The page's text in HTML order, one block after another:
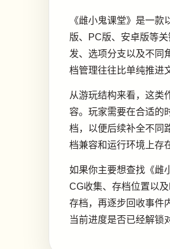
《雌小鬼课堂》是一
版、PC版、安卓版等
发、选项分支以及不同
档管理往往比单纯推进
从游玩结构来看，这类
容。玩家需要在合适的
档，以便后续补全不同
档兼容和运行环境上存
如果你主要想查找《雌
CG收集、存档位置以
存档，再逐步回收事件
当前进度是否已经解锁